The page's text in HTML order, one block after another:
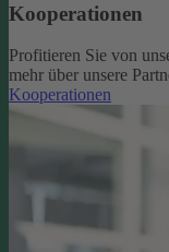
Kooperationen
Profitieren Sie von
mehr über unsere
Kooperationen